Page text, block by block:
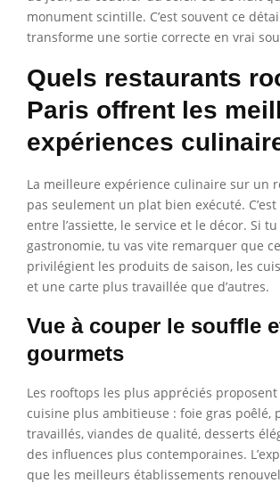
monument scintille. C’est souvent ce
transforme une sortie correcte en vrai
Quels restaurants
Paris offrent les
expériences
La meilleure expérience culinaire sur un
pas seulement un plat bien exécuté.
entre l’assiette, le service et le décor. Si
gastronomie, tu vas vite remarquer que
privilégient les produits de saison, les
et une carte plus travaillée que d’autres.
Vue à couper le souffle
gourmets
Les rooftops les plus appréciés
cuisine plus ambitieuse : foie gras poêlé,
travaillés, viandes de qualité, desserts
des influences plus contemporaines.
que les meilleurs établissements